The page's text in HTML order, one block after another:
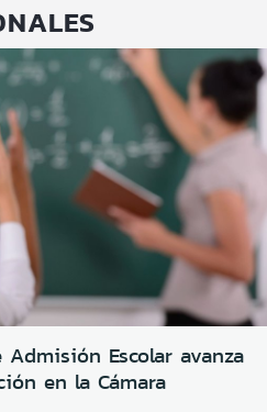
Escolar avanza
en la Cámara